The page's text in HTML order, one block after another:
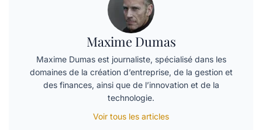
Maxime Dumas
Maxime Dumas est journaliste, spécialisé dans les
domaines de la création d’entreprise, de la gestion et
des finances, ainsi que de l’innovation et de la
technologie.
Voir tous les articles